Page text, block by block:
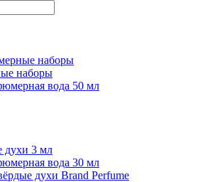
наборы
наборы
вода 50 мл
духи 3 мл
вода 30 мл
духи Brand Perfume